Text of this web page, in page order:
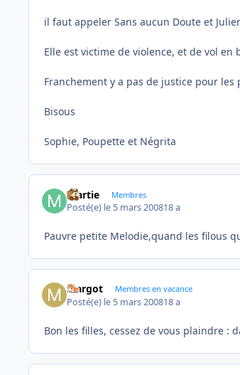
il faut appeler Sans aucun Doute et
Elle est victime de violence, et de vol en
Franchement y a pas de justice pour les
Bisous
Sophie, Poupette et Négrita
martie Membres
Posté(e) le 5 mars 200818 a
Pauvre petite Melodie,quand les filous
Margot Membres en vacance
Posté(e) le 5 mars 200818 a
Bon les filles, cessez de vous plaindre :